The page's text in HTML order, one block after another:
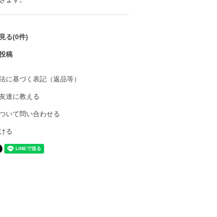
る(0件)
稿
に基づく表記（返品等）
達に教える
いて問い合わせる
る